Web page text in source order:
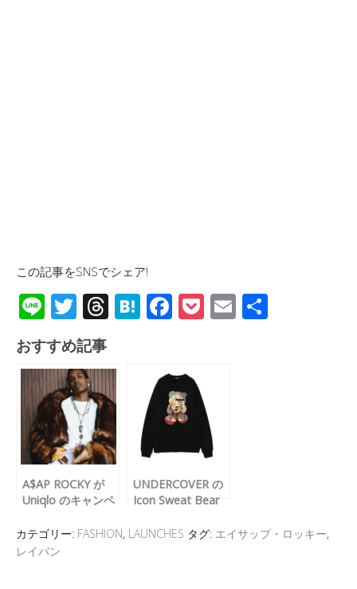
この記事をSNSでシェア!
Li
n
e
T
wi
tt
er
T
a
d
s
H
n
a
F
b
o
o
k
P E
おすすめ記事
A$AP ROCKY が
Uniqlo のキャンペ
に登場
UNDERCOVER の
Icon Sweat Bear
が発売
カテゴリー: FASHION, LAUNCHES タグ: エイサップ・ロッキー,
レイバン